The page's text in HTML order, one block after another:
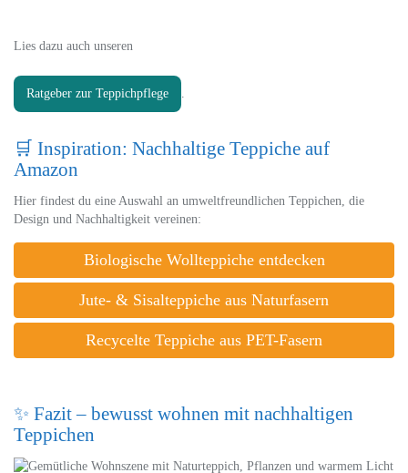
Lies dazu auch unseren
Ratgeber zur Teppichpflege .
🛒 Inspiration: Nachhaltige Teppiche auf
Amazon
Hier findest du eine Auswahl an umweltfreundlichen Teppichen, die
Design und Nachhaltigkeit vereinen:
Biologische Wollteppiche entdecken
Jute- & Sisalteppiche aus Naturfasern
Recycelte Teppiche aus PET-Fasern
✨ Fazit – bewusst wohnen mit nachhaltigen
Teppichen